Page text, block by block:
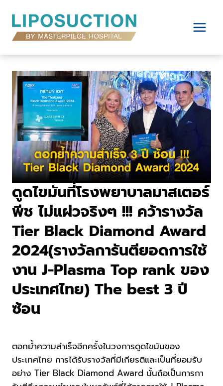
content
ดูดไขมันที่โรงพยาบาลมาสเตอร์
พีช ไม่แผ่วจริงๆ !!! คว้ารางวัล
Tier Black Diamond Award
2024(รางวัลการันตียอดการใช้
งาน J-Plasma Top rank ของ
ประเทศไทย) The best 3 ปี
ซ้อน
ตอกย้ำความสำเร็จอีกครั้งในวงการดูดไขมันของ
ประเทศไทย การได้รับรางวัลที่มีเกียรติและเป็นที่ยอมรับ
อย่าง Tier Black Diamond Award นั้นถือเป็นการกา